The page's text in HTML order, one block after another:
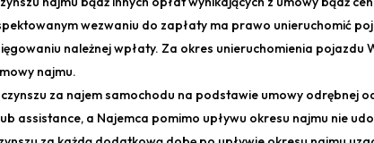
wezwaniu do zapłaty ma prawo unieruchomić
należnej wpłaty. Za okres unieruchomienia pojazdu
najmu.
za najem samochodu na podstawie umowy odrębnej
assistance, a Najemca pomimo upływu okresu najmu nie